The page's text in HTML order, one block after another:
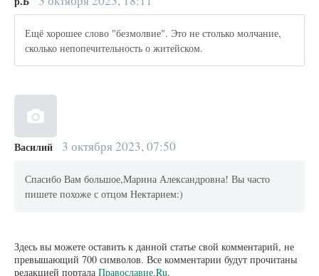
Ещё хорошее слово "безмолвие". Это не столько молчание,
сколько непопечительность о житейском.
Василий 3 октября 2023, 07:50
Спасибо Вам большое,Марина Александровна! Вы часто
пишете похоже с отцом Нектарием:)
Здесь вы можете оставить к данной статье свой комментарий, не
превышающий 700 символов. Все комментарии будут прочитаны
редакцией портала Православие.Ru.